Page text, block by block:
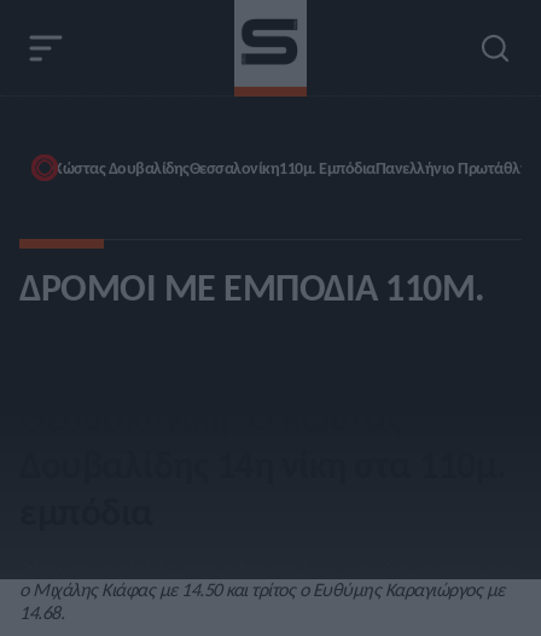
Κώστας ΔουβαλίδηςΘεσσαλονίκη110μ. ΕμπόδιαΠανελλήνιο
ΔΡΌΜΟΙ ΜΕ ΕΜΠΌΔΙΑ 110Μ.
ο Μιχάλης Κιάφας με 14.50 και τρίτος ο Ευθύμης Καραγιώργος με
14.68.